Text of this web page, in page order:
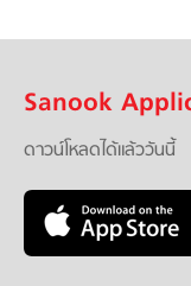
Sanook
ดาวน์โหลดได้แล้ววันนี้